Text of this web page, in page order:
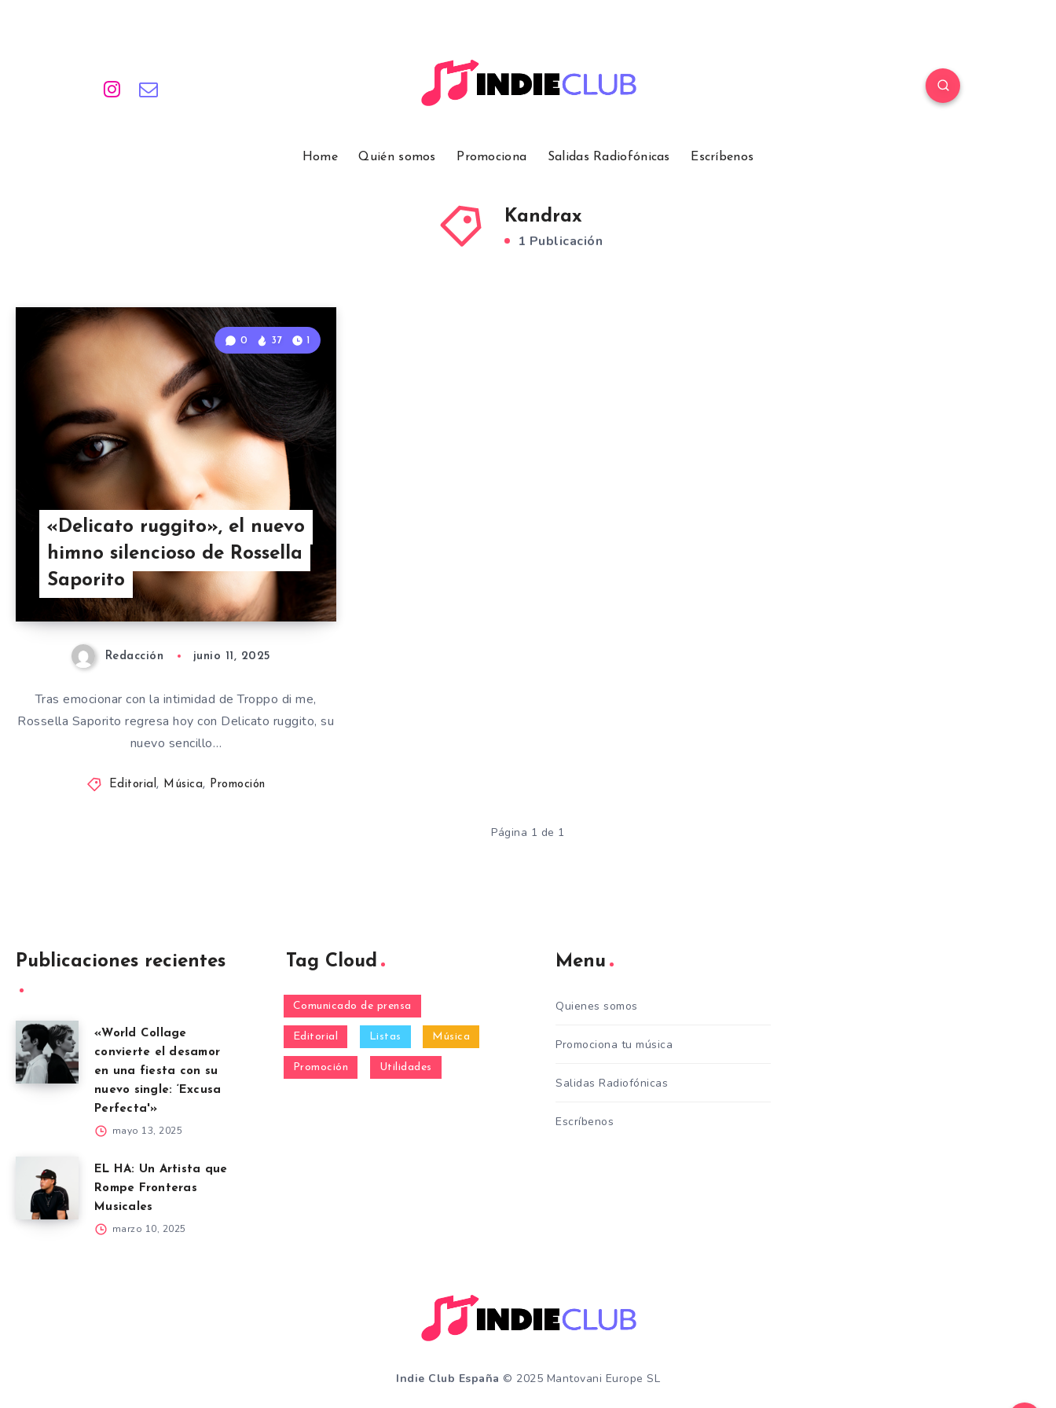
Home Quién somos Promociona Salidas Radiofónicas Escríbenos
Kandrax
1 Publicación
«Delicato ruggito», el nuevo
himno silencioso de Rossella
Saporito
0 37 1
Redacción junio 11, 2025
Tras emocionar con la intimidad de Troppo di me,
Rossella Saporito regresa hoy con Delicato ruggito, su
nuevo sencillo…
Editorial, Música, Promoción
Página 1 de 1
Publicaciones recientes
«World Collage
convierte el desamor
en una fiesta con su
nuevo single: ‘Excusa
Perfecta'»
mayo 13, 2025
EL HA: Un Artista que
Rompe Fronteras
Musicales
marzo 10, 2025
Tag Cloud
Comunicado de prensa
Editorial Listas Música
Promoción Utilidades
Menu
Quienes somos
Promociona tu música
Salidas Radiofónicas
Escríbenos
Indie Club España © 2025 Mantovani Europe SL